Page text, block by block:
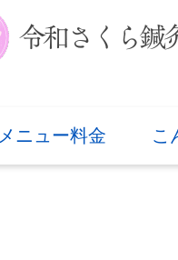
メニュー料金 こ